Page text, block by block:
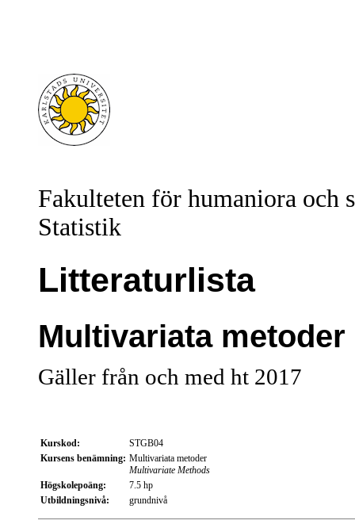
Fakulteten för humaniora och
Statistik
Litteraturlista
Multivariata metoder
Gäller från och med ht 2017
Kurskod:
STGB04
Kursens benämning: Multivariata metoder
Multivariate Methods
Högskolepoäng:
7.5 hp
Utbildningsnivå:
grundnivå